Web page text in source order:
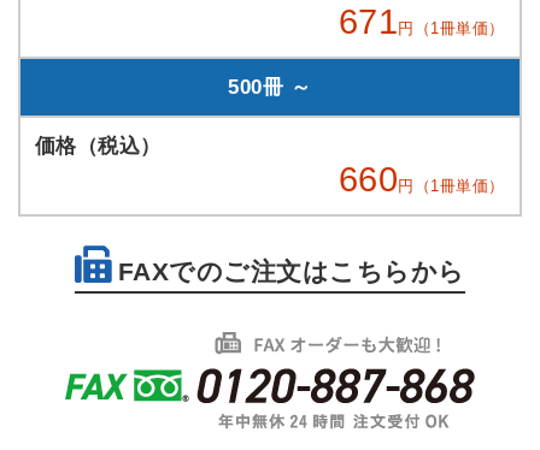
671 円（1冊単価）
500冊 ～
660 円（1冊単価）
FAXでのご注文はこちらから